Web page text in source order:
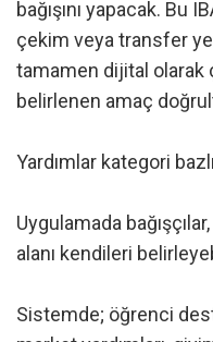
bağışını yapacak. Bu
çekim veya transfer
tamamen dijital olarak
belirlenen amaç
Yardımlar kategori
Uygulamada
alanı kendileri
Sistemde; öğrenci